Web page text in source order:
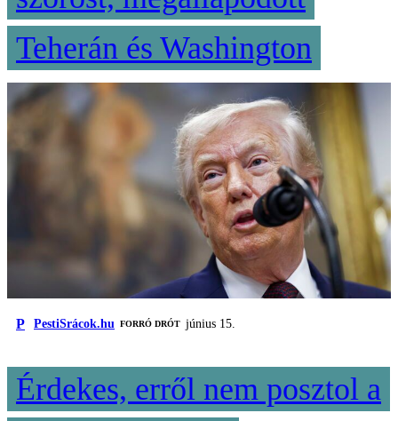
Teherán és Washington
P PestiSrácok.hu FORRÓ DRÓT június 15.
Érdekes, erről nem posztol a